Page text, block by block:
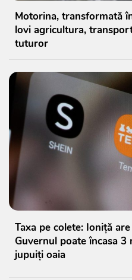
Motorina, transformată
lovi agricultura,
tuturor
Taxa pe colete: Ioniță
Guvernul poate încasa 3
jupuiți oaia